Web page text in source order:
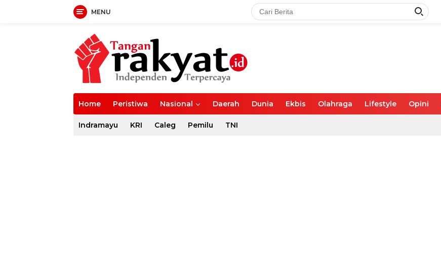
MENU
Home Peristiwa Nasional Daerah Dunia Ekbis Olahraga Lifestyle Opini
Indramayu KRI Caleg Pemilu TNI